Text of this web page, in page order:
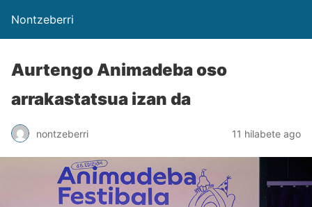
Nontzeberri
Aurtengo Animadeba oso
arrakastatsua izan da
nontzeberri 11 hilabete ago